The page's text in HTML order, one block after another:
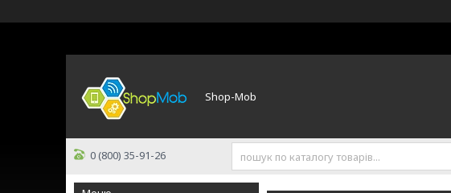
Shop-Mob
0 (800) 35-91-26